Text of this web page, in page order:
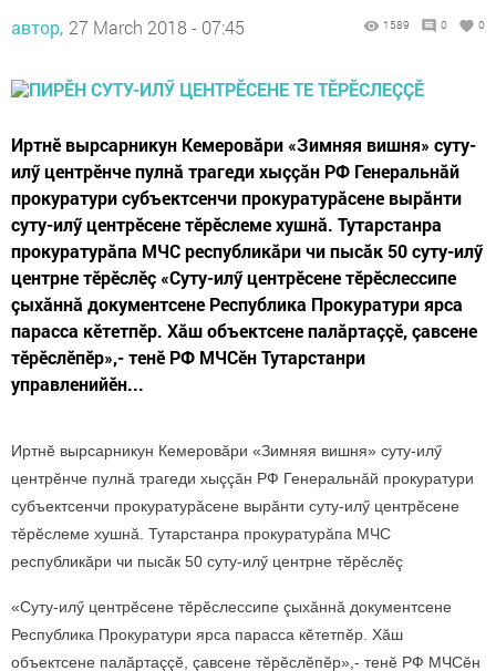
автор, 27 March 2018 - 07:45 1589 0 0
Иртнӗ вырсарникун Кемеровăри «Зимняя вишня» суту-
илӳ центрӗнче пулнă трагеди хыççăн РФ Генеральнăй
прокуратури субъектсенчи прокуратурăсене вырăнти
суту-илӳ центрӗсене тӗрӗслеме хушнă. Тутарстанра
прокуратурăпа МЧС республикăри чи пысăк 50 суту-илӳ
центрне тӗрӗслӗç «Суту-илӳ центрӗсене тӗрӗслессипе
çыхăннă документсене Республика Прокуратури ярса
парасса кӗтетпӗр. Хăш объектсене палăртаççӗ, çавсене
тӗрӗслӗпӗр»,- тенӗ РФ МЧСӗн Тутарстанри
управленийӗн...
Иртнӗ вырсарникун Кемеровăри «Зимняя вишня» суту-илӳ
центрӗнче пулнă трагеди хыççăн РФ Генеральнăй прокуратури
субъектсенчи прокуратурăсене вырăнти суту-илӳ центрӗсене
тӗрӗслеме хушнă. Тутарстанра прокуратурăпа МЧС
республикăри чи пысăк 50 суту-илӳ центрне тӗрӗслӗç
«Суту-илӳ центрӗсене тӗрӗслессипе çыхăннă документсене
Республика Прокуратури ярса парасса кӗтетпӗр. Хăш
объектсене палăртаççӗ, çавсене тӗрӗслӗпӗр»,- тенӗ РФ МЧСӗн